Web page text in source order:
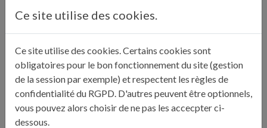
Temps de préparation : 15 min
Temps de cuisson : 5min + 45min
Nombre de couverts : 4
Ce site utilise des cookies.
Ce site utilise des cookies. Certains cookies sont
obligatoires pour le bon fonctionnement du site (gestion
de la session par exemple) et respectent les règles de
confidentialité du RGPD. D'autres peuvent être optionnels,
vous pouvez alors choisir de ne pas les accecpter ci-
dessous.